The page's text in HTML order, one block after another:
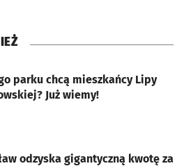
parku chcą mieszkańcy Lipy
Już wiemy!
odzyska gigantyczną kwotę za